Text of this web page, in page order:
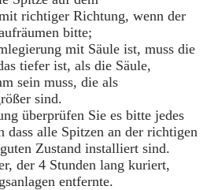
richtiger Richtung, wenn der
bitte;
mit Säule ist, muss die
tiefer ist, als die Säule,
sein muss, die als
sind.
überprüfen Sie es bitte jedes
dass alle Spitzen an der richtigen
Zustand installiert sind.
der 4 Stunden lang kuriert,
entfernte.